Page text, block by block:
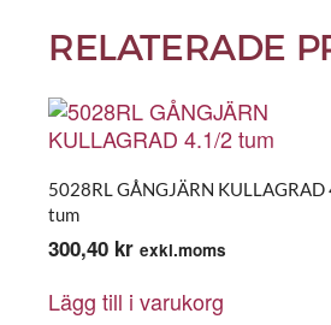
RELATERADE
5028RL GÅNGJÄRN KULLAGRAD
tum
300,40 kr exkl.moms
Lägg till i varukorg